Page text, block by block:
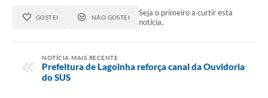
GOSTEI NÃO GOSTEI
Seja o primeiro a curtir esta
notícia.
NOTÍCIA MAIS RECENTE
Prefeitura de Lagoinha reforça canal da Ouvidoria
do SUS